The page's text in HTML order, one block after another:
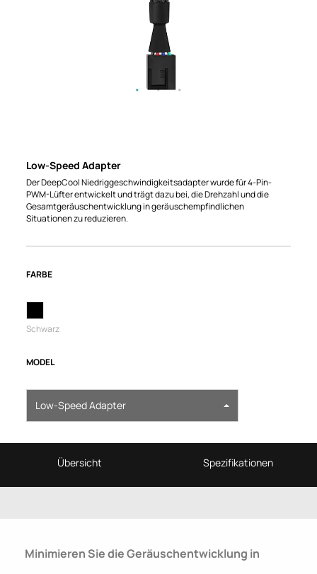
Low-Speed Adapter
Der DeepCool Niedriggeschwindigkeitsadapter wurde für 4-Pin-
PWM-Lüfter entwickelt und trägt dazu bei, die Drehzahl und die
Gesamtgeräuschentwicklung in geräuschempfindlichen
Situationen zu reduzieren.
FARBE
Schwarz
MODEL
Low-Speed Adapter
Übersicht Spezifikationen
Minimieren Sie die Geräuschentwicklung in